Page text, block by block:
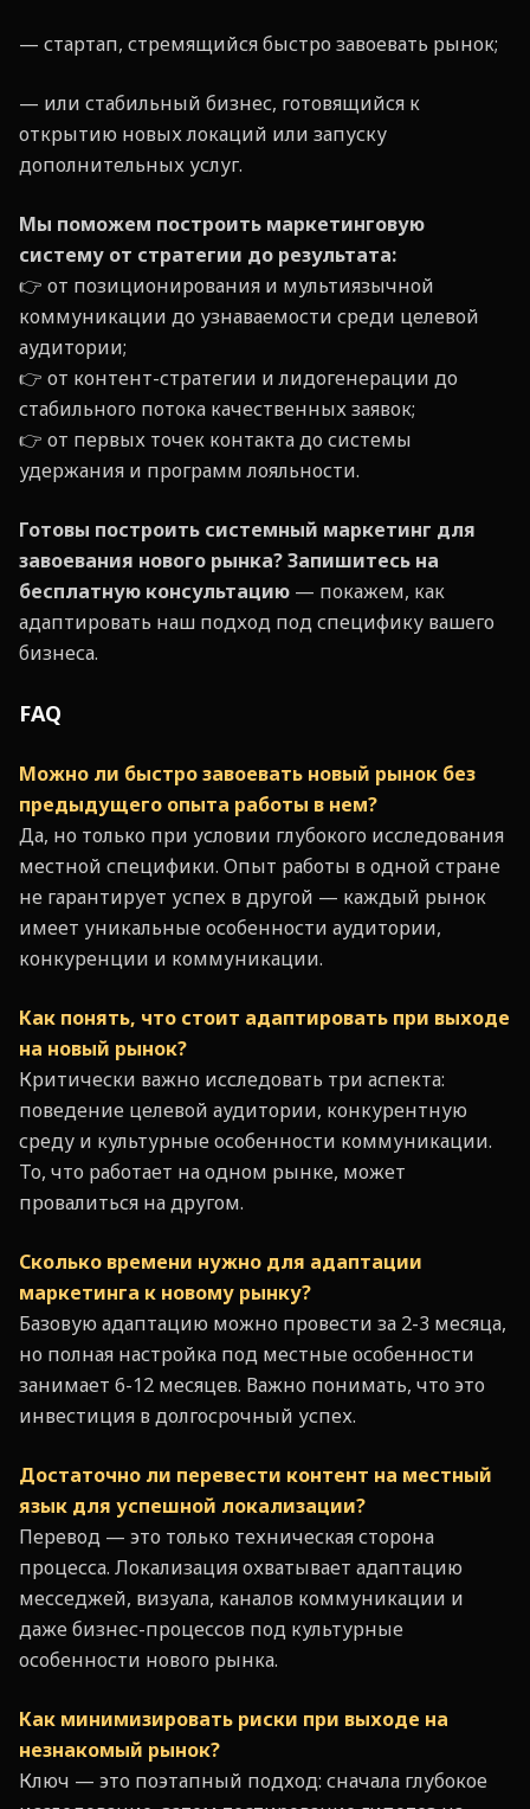
— стартап, стремящийся быстро завоевать рынок;
— или стабильный бизнес, готовящийся к
открытию новых локаций или запуску
дополнительных услуг.
Мы поможем построить маркетинговую
систему от стратегии до результата:
👉 от позиционирования и мультиязычной
коммуникации до узнаваемости среди целевой
аудитории;
👉 от контент-стратегии и лидогенерации до
стабильного потока качественных заявок;
👉 от первых точек контакта до системы
удержания и программ лояльности.
Готовы построить системный маркетинг для
завоевания нового рынка?Запишитесь на
бесплатную консультацию — покажем, как
адаптировать наш подход под специфику вашего
бизнеса.
FAQ
Можно ли быстро завоевать новый рынок без
предыдущего опыта работы в нем?
Да, но только при условии глубокого исследования
местной специфики. Опыт работы в одной стране
не гарантирует успех в другой — каждый рынок
имеет уникальные особенности аудитории,
конкуренции и коммуникации.
Как понять, что стоит адаптировать при выходе
на новый рынок?
Критически важно исследовать три аспекта:
поведение целевой аудитории, конкурентную
среду и культурные особенности коммуникации.
То, что работает на одном рынке, может
провалиться на другом.
Сколько времени нужно для адаптации
маркетинга к новому рынку?
Базовую адаптацию можно провести за 2-3 месяца,
но полная настройка под местные особенности
занимает 6-12 месяцев. Важно понимать, что это
инвестиция в долгосрочный успех.
Достаточно ли перевести контент на местный
язык для успешной локализации?
Перевод — это только техническая сторона
процесса. Локализация охватывает адаптацию
месседжей, визуала, каналов коммуникации и
даже бизнес-процессов под культурные
особенности нового рынка.
Как минимизировать риски при выходе на
незнакомый рынок?
Ключ — это поэтапный подход: сначала глубокое